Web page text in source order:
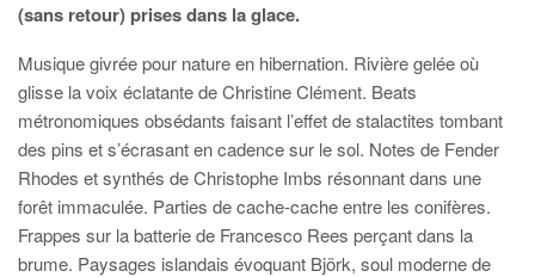
(sans retour) prises dans la glace.
Musique givrée pour nature en hibernation. Rivière gelée où
glisse la voix éclatante de Christine Clément. Beats
métronomiques obsédants faisant l’effet de stalactites tombant
des pins et s’écrasant en cadence sur le sol. Notes de Fender
Rhodes et synthés de Christophe Imbs résonnant dans une
forêt immaculée. Parties de cache-cache entre les conifères.
Frappes sur la batterie de Francesco Rees perçant dans la
brume. Paysages islandais évoquant Björk, soul moderne de